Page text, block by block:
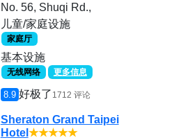
No. 56, Shuqi Rd.,
儿童/家庭设施
家庭厅
基本设施
无线网络 更多信息
8.9 好极了 1712 评论
Sheraton Grand Taipei
Hotel ★★★★★